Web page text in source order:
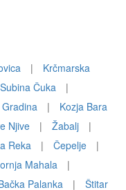
|
Krčmarska
Subina Čuka
|
Gradina |
Kozja Bara
Njive | Žabalj
|
Reka | Čepelje
|
Mahala
|
Palanka |
Štitar